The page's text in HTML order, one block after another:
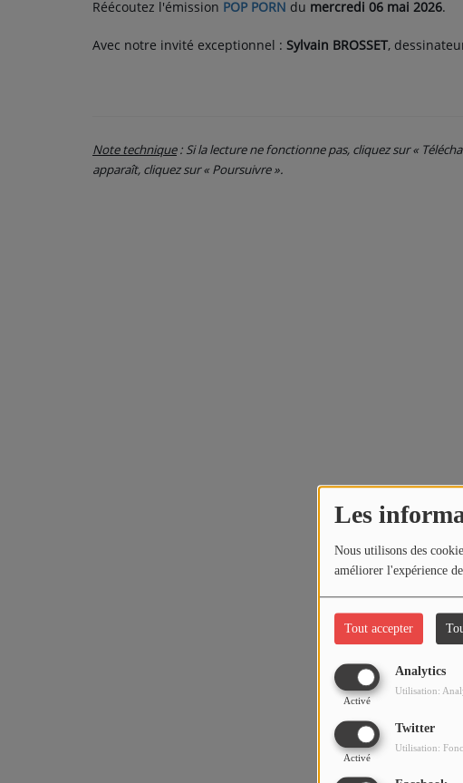
Les
Nous utilisons des
améliorer l'expérience
Tout accepter
Analytics
Activé
Utilisation:
Twitter
Activé
Utilisation:
Réécoutez l'émission POP PORN du mercredi 06 mai 2026.
Avec notre invité exceptionnel : Sylvain BROSSET,
Note technique: Si la lecture ne fonctionne pas, cliquez sur «
apparaît, cliquez sur « Poursuivre ».